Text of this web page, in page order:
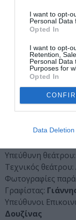
I want to opt-
Personal Data
Opted In
I want to opt-
Retention,
Personal Data
Purposes for
Opted In
Data Deletion
Κείμενο:Νίκη
Πατεράκη
Βοηθός
Ζορμπάς
Οπτικοακουστικό
Αβραάμ
Φωτισμοί –
Κατασκευή
Υπεύθυνη θεάτρου:
Τεχνικός θεάτρου:
Φωτογραφίες
Γραφίστας:
Υπεύθυνοι
Δουζίνας